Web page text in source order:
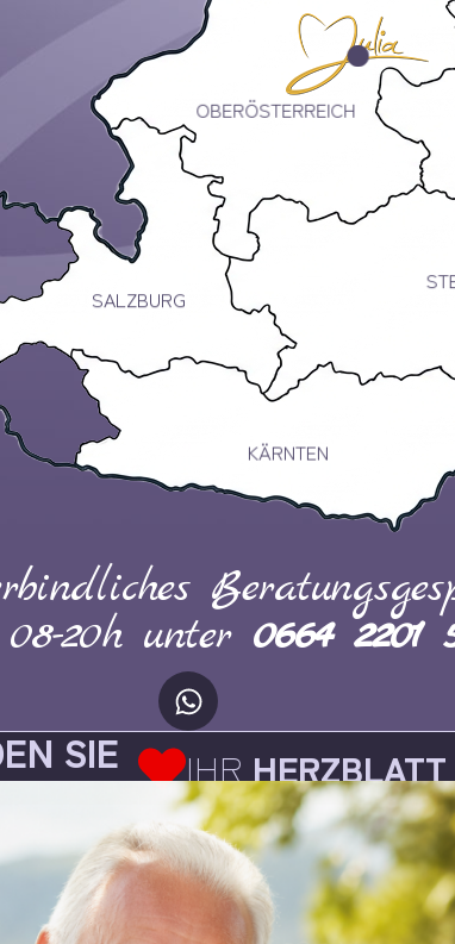
OBERÖSTERREICH
SALZBURG
KÄRNTEN
20h unter 0664 2201
SIE IHRHERZBLATT